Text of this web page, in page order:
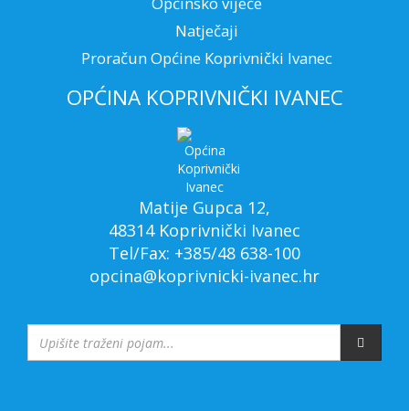
Natječaji
Proračun Općine Koprivnički Ivanec
OPĆINA KOPRIVNIČKI IVANEC
Matije Gupca 12,
48314 Koprivnički Ivanec
Tel/Fax: +385/48 638-100
opcina@koprivnicki-ivanec.hr